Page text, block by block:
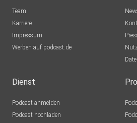
podcast@lse.uni-hannover.de.
Url: https://www.lse.uni-
Podcast-Feed:
Team
Karriere
Impressum
Werben auf podcast.de
Dienst
Podcast anmelden
Podcast hochladen